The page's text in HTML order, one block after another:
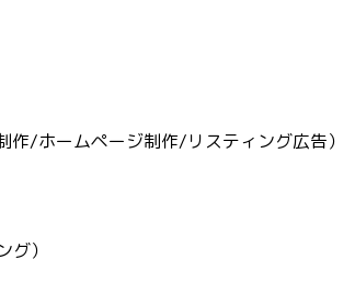
/ホームページ制作/リスティング広告）
）